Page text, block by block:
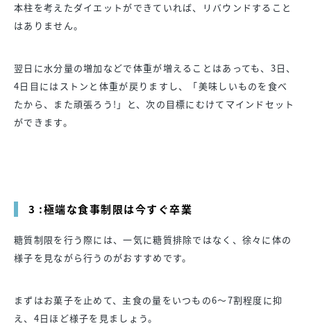
本柱を考えたダイエットができていれば、リバウンドすること
はありません。
翌日に水分量の増加などで体重が増えることはあっても、3日、
4日目にはストンと体重が戻りますし、「美味しいものを食べ
たから、また頑張ろう!」と、次の目標にむけてマインドセット
ができます。
3 :極端な食事制限は今すぐ卒業
糖質制限を行う際には、一気に糖質排除ではなく、徐々に体の
様子を見ながら行うのがおすすめです。
まずはお菓子を止めて、主食の量をいつもの6〜7割程度に抑
え、4日ほど様子を見ましょう。